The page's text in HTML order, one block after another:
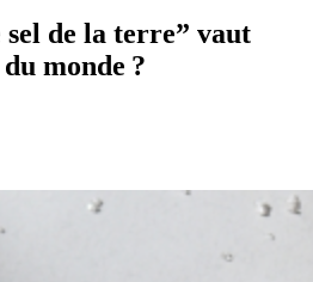
de la terre” vaut
monde ?